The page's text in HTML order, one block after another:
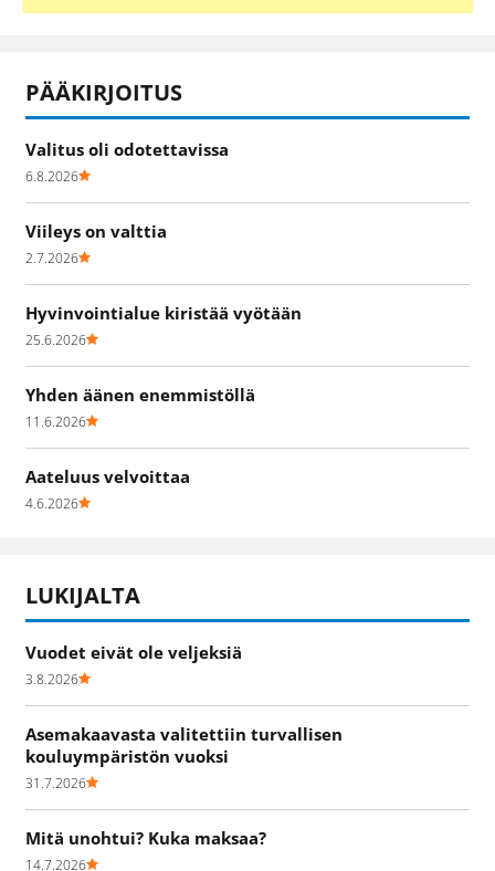
PÄÄKIRJOITUS
Valitus oli odotettavissa
6.8.2026
Viileys on valttia
2.7.2026
Hyvinvointialue kiristää vyötään
25.6.2026
Yhden äänen enemmistöllä
11.6.2026
Aateluus velvoittaa
4.6.2026
LUKIJALTA
Vuodet eivät ole veljeksiä
3.8.2026
Asemakaavasta valitettiin turvallisen
kouluympäristön vuoksi
31.7.2026
Mitä unohtui? Kuka maksaa?
14.7.2026